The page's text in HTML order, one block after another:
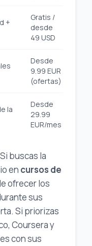
+
Gratis /
desde
49 USD
Desde
9.99 EUR
(ofertas)
la
Desde
29.99
EUR/mes
Si buscas la
en cursos de
ofrecer los
sus
Si priorizas
Coursera y
con sus